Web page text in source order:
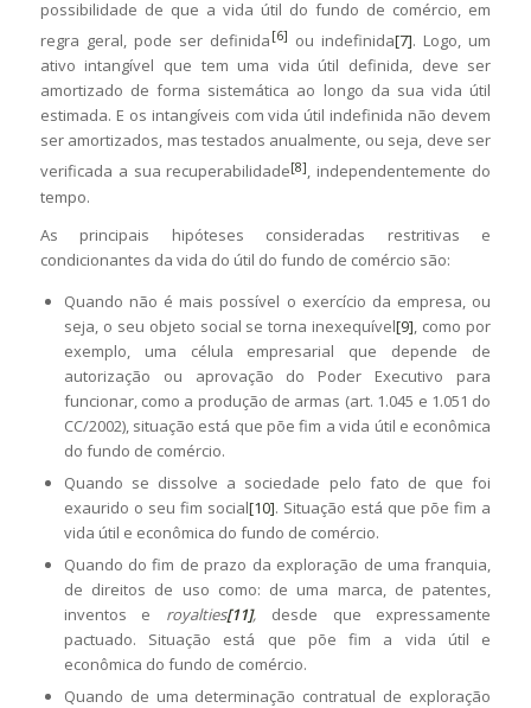
possibilidade de que a vida útil do fundo de comércio, em
regra geral, pode ser definida [6] ou indefinida[7]. Logo, um
ativo intangível que tem uma vida útil definida, deve ser
amortizado de forma sistemática ao longo da sua vida útil
estimada. E os intangíveis com vida útil indefinida não devem
ser amortizados, mas testados anualmente, ou seja, deve ser
verificada a sua recuperabilidade[8], independentemente do
tempo.
As principais hipóteses consideradas restritivas e
condicionantes da vida do útil do fundo de comércio são:
Quando não é mais possível o exercício da empresa, ou
seja, o seu objeto social se torna inexequível[9], como por
exemplo, uma célula empresarial que depende de
autorização ou aprovação do Poder Executivo para
funcionar, como a produção de armas (art. 1.045 e 1.051 do
CC/2002), situação está que põe fim a vida útil e econômica
do fundo de comércio.
Quando se dissolve a sociedade pelo fato de que foi
exaurido o seu fim social[10]. Situação está que põe fim a
vida útil e econômica do fundo de comércio.
Quando do fim de prazo da exploração de uma franquia,
de direitos de uso como: de uma marca, de patentes,
inventos e royalties[11], desde que expressamente
pactuado. Situação está que põe fim a vida útil e
econômica do fundo de comércio.
Quando de uma determinação contratual de exploração